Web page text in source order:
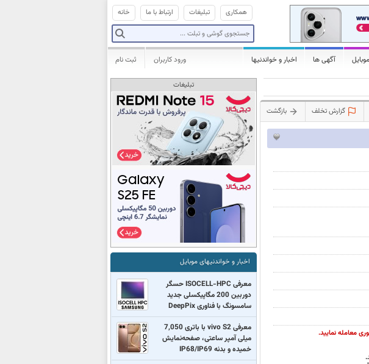
خانه ارتباط با ما تبلیغات همکاری
آگهی ها اخبار و خواندنیها ثبت نام ورود کاربران
گزارش تخلف بازگشت
معامله نمایید.
.
تبلیغات
اخبار و خواندنیهای موبایل
معرفی ISOCELL-HPC حسگر
دوربین 200 مگاپیکسلی جدید
سامسونگ با فناوری DeepPix
معرفی vivo S2 با باتری 7,050
میلی آمپر ساعتی، صفحه‌نمایش
خمیده و بدنه IP68/IP69